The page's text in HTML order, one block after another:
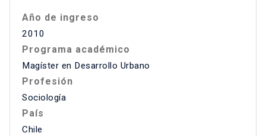
Año de ingreso
2010
Programa académico
Magíster en Desarrollo Urbano
Profesión
Sociología
País
Chile